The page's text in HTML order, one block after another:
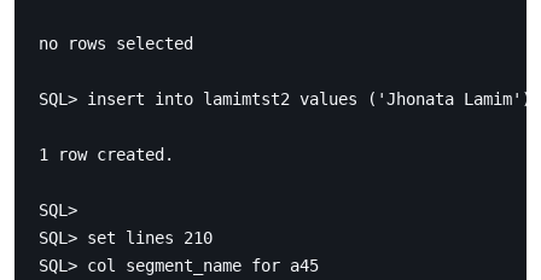
no rows selected
SQL> insert into lamimtst2 values ('Jhonata Lamim');
1 row created.
SQL>
SQL> set lines 210
SQL> col segment_name for a45